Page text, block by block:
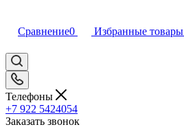
Сравнение0 Избранные товары
Телефоны
+7 922 5424054
Заказать звонок